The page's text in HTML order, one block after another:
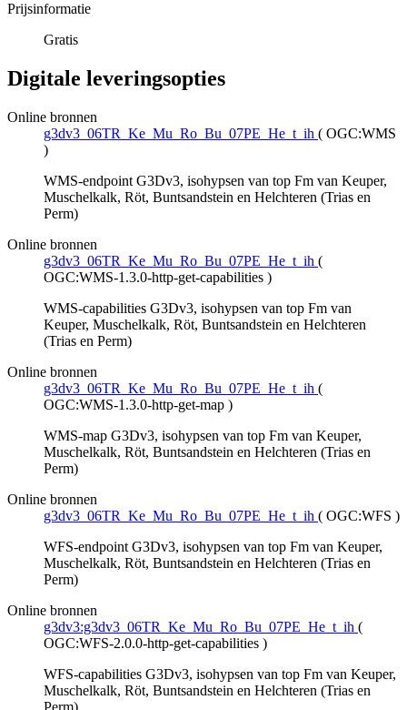
Prijsinformatie
Gratis
Digitale leveringsopties
Online bronnen
g3dv3_06TR_Ke_Mu_Ro_Bu_07PE_He_t_ih ( OGC:WMS
)
WMS-endpoint G3Dv3, isohypsen van top Fm van Keuper,
Muschelkalk, Röt, Buntsandstein en Helchteren (Trias en
Perm)
Online bronnen
g3dv3_06TR_Ke_Mu_Ro_Bu_07PE_He_t_ih (
OGC:WMS-1.3.0-http-get-capabilities )
WMS-capabilities G3Dv3, isohypsen van top Fm van
Keuper, Muschelkalk, Röt, Buntsandstein en Helchteren
(Trias en Perm)
Online bronnen
g3dv3_06TR_Ke_Mu_Ro_Bu_07PE_He_t_ih (
OGC:WMS-1.3.0-http-get-map )
WMS-map G3Dv3, isohypsen van top Fm van Keuper,
Muschelkalk, Röt, Buntsandstein en Helchteren (Trias en
Perm)
Online bronnen
g3dv3_06TR_Ke_Mu_Ro_Bu_07PE_He_t_ih ( OGC:WFS )
WFS-endpoint G3Dv3, isohypsen van top Fm van Keuper,
Muschelkalk, Röt, Buntsandstein en Helchteren (Trias en
Perm)
Online bronnen
g3dv3:g3dv3_06TR_Ke_Mu_Ro_Bu_07PE_He_t_ih (
OGC:WFS-2.0.0-http-get-capabilities )
WFS-capabilities G3Dv3, isohypsen van top Fm van Keuper,
Muschelkalk, Röt, Buntsandstein en Helchteren (Trias en